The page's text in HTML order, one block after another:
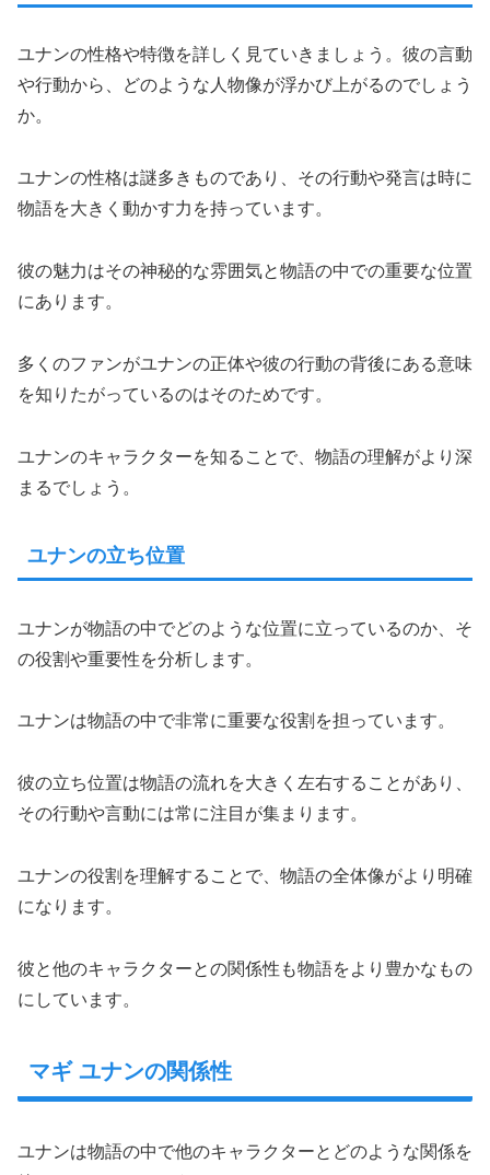
ユナンの性格や特徴を詳しく見ていきましょう。彼の言動
や行動から、どのような人物像が浮かび上がるのでしょう
か。
ユナンの性格は謎多きものであり、その行動や発言は時に
物語を大きく動かす力を持っています。
彼の魅力はその神秘的な雰囲気と物語の中での重要な位置
にあります。
多くのファンがユナンの正体や彼の行動の背後にある意味
を知りたがっているのはそのためです。
ユナンのキャラクターを知ることで、物語の理解がより深
まるでしょう。
ユナンの立ち位置
ユナンが物語の中でどのような位置に立っているのか、そ
の役割や重要性を分析します。
ユナンは物語の中で非常に重要な役割を担っています。
彼の立ち位置は物語の流れを大きく左右することがあり、
その行動や言動には常に注目が集まります。
ユナンの役割を理解することで、物語の全体像がより明確
になります。
彼と他のキャラクターとの関係性も物語をより豊かなもの
にしています。
マギ ユナンの関係性
ユナンは物語の中で他のキャラクターとどのような関係を